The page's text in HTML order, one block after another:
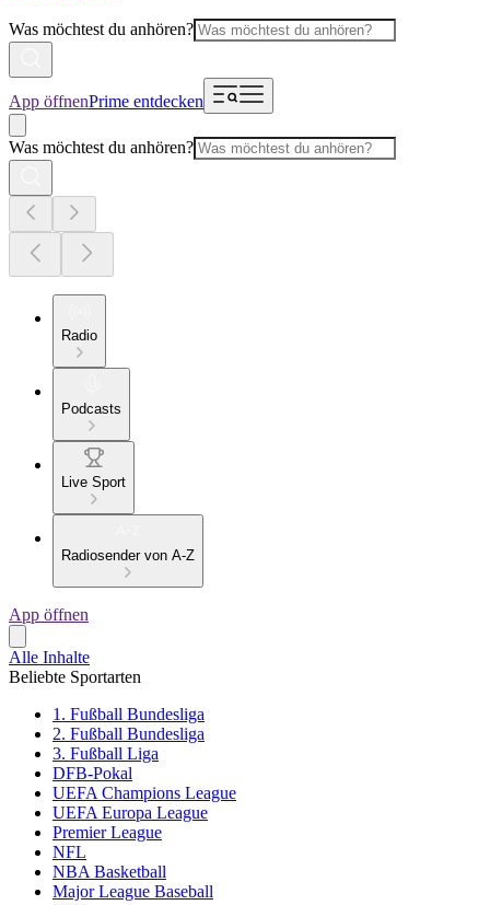
Was möchtest du anhören?
App öffnenPrime entdecken
Was möchtest du anhören?
Radio
Podcasts
Live Sport
Radiosender von A-Z
App öffnen
Alle Inhalte
Beliebte Sportarten
1. Fußball Bundesliga
2. Fußball Bundesliga
3. Fußball Liga
DFB-Pokal
UEFA Champions League
UEFA Europa League
Premier League
NFL
NBA Basketball
Major League Baseball